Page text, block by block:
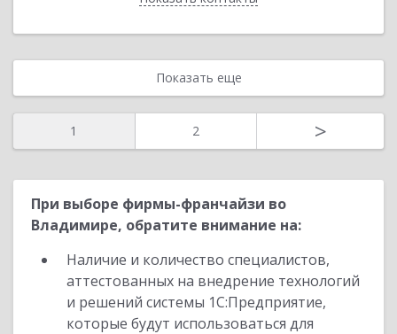
Показать еще
1 2 >
При выборе фирмы-франчайзи во
Владимире, обратите внимание на:
Наличие и количество специалистов,
аттестованных на внедрение технологий
и решений системы 1С:Предприятие,
которые будут использоваться для